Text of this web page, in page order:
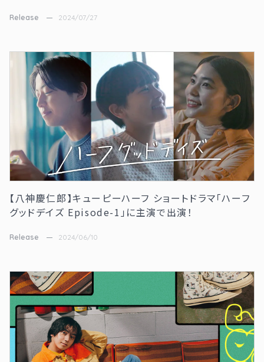
Release 2024/07/27
【八神慶仁郎】キューピーハーフ ショートドラマ「ハーフ
グッドデイズ Episode-1」に主演で出演！
Release 2024/06/10